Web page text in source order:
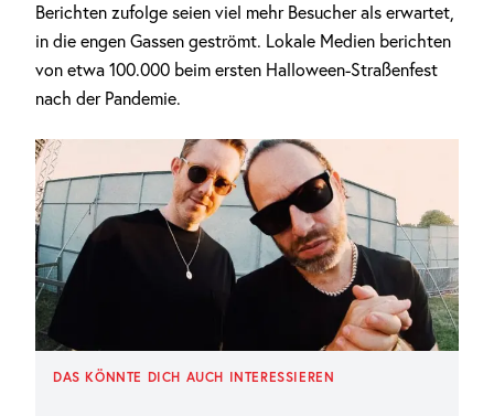
Berichten zufolge seien viel mehr Besucher als erwartet,
in die engen Gassen geströmt. Lokale Medien berichten
von etwa 100.000 beim ersten Halloween-Straßenfest
nach der Pandemie.
DAS KÖNNTE DICH AUCH INTERESSIEREN